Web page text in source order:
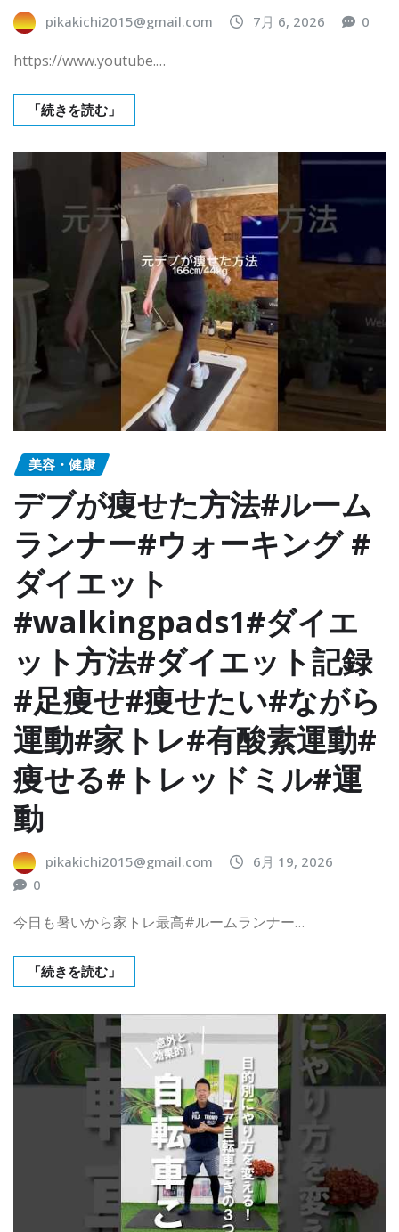
pikakichi2015@gmail.com 7月 6, 2026 0
https://www.youtube.…
「続きを読む」
美容・健康
デブが痩せた方法#ルーム
ランナー#ウォーキング #
ダイエット
#walkingpads1#ダイエ
ット方法#ダイエット記録
#足痩せ#痩せたい#ながら
運動#家トレ#有酸素運動#
痩せる#トレッドミル#運
動
pikakichi2015@gmail.com
6月 19, 2026
0
今日も暑いから家トレ最高#ルームランナー…
「続きを読む」